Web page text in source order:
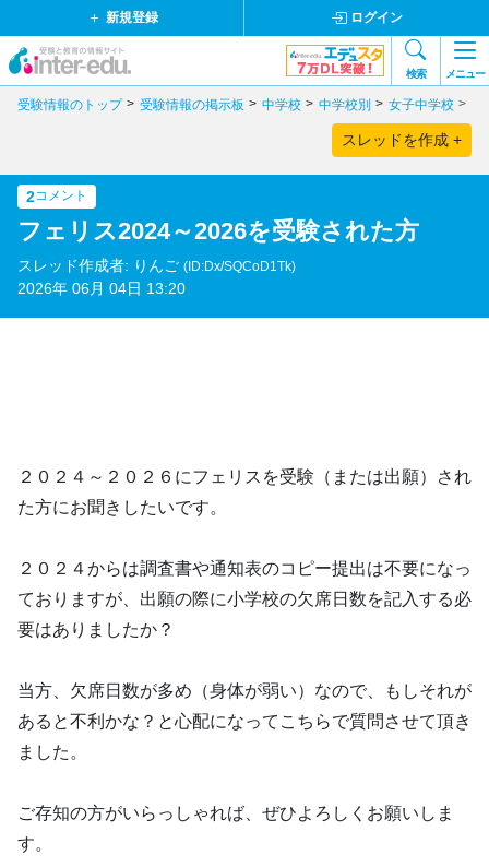
新規登録 ログイン
検索 メニュー
受験情報のトップ 受験情報の掲示板 中学校 中学校別 女子中学校
スレッドを作成 +
2コメント
フェリス2024～2026を受験された方
スレッド作成者: りんご (ID:Dx/SQCoD1Tk)
2026年 06月 04日 13:20
２０２４～２０２６にフェリスを受験（または出願）され
た方にお聞きしたいです。
２０２４からは調査書や通知表のコピー提出は不要になっ
ておりますが、出願の際に小学校の欠席日数を記入する必
要はありましたか？
当方、欠席日数が多め（身体が弱い）なので、もしそれが
あると不利かな？と心配になってこちらで質問させて頂き
ました。
ご存知の方がいらっしゃれば、ぜひよろしくお願いしま
す。